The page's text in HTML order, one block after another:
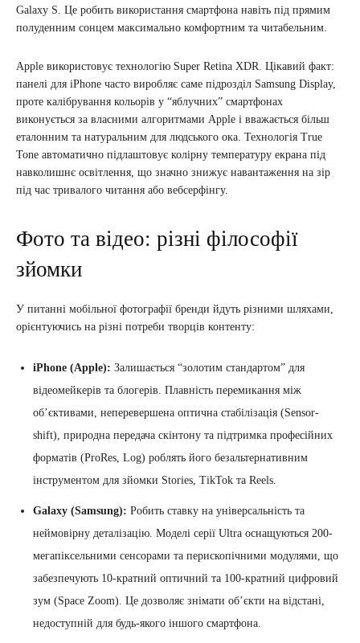
Galaxy S. Це робить використання смартфона навіть під прямим
полуденним сонцем максимально комфортним та читабельним.
Apple використовує технологію Super Retina XDR. Цікавий факт:
панелі для iPhone часто виробляє саме підрозділ Samsung Display,
проте калібрування кольорів у “яблучних” смартфонах
виконується за власними алгоритмами Apple і вважається більш
еталонним та натуральним для людського ока. Технологія True
Tone автоматично підлаштовує колірну температуру екрана під
навколишнє освітлення, що значно знижує навантаження на зір
під час тривалого читання або вебсерфінгу.
Фото та відео: різні філософії
зйомки
У питанні мобільної фотографії бренди йдуть різними шляхами,
орієнтуючись на різні потреби творців контенту:
iPhone (Apple): Залишається “золотим стандартом” для
відеомейкерів та блогерів. Плавність перемикання між
об’єктивами, неперевершена оптична стабілізація (Sensor-
shift), природна передача скінтону та підтримка професійних
форматів (ProRes, Log) роблять його безальтернативним
інструментом для зйомки Stories, TikTok та Reels.
Galaxy (Samsung): Робить ставку на універсальність та
неймовірну деталізацію. Моделі серії Ultra оснащуються 200-
мегапіксельними сенсорами та перископічними модулями, що
забезпечують 10-кратний оптичний та 100-кратний цифровий
зум (Space Zoom). Це дозволяє знімати об’єкти на відстані,
недоступній для будь-якого іншого смартфона.